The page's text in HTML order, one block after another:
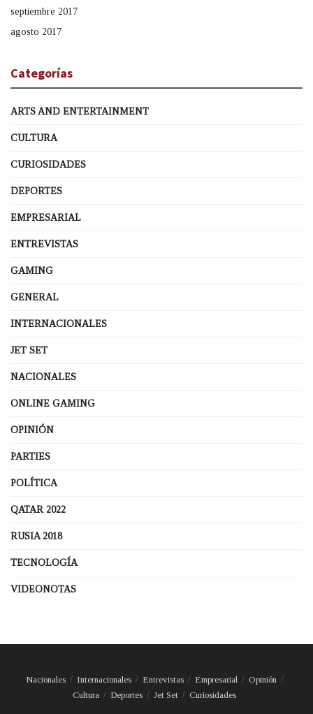
septiembre 2017
agosto 2017
Categorías
ARTS AND ENTERTAINMENT
CULTURA
CURIOSIDADES
DEPORTES
EMPRESARIAL
ENTREVISTAS
GAMING
GENERAL
INTERNACIONALES
JET SET
NACIONALES
ONLINE GAMING
OPINIÓN
PARTIES
POLÍTICA
QATAR 2022
RUSIA 2018
TECNOLOGÍA
VIDEONOTAS
Nacionales Internacionales Entrevistas Empresarial
Opinión
Cultura
Deportes Jet Set Curiosidades